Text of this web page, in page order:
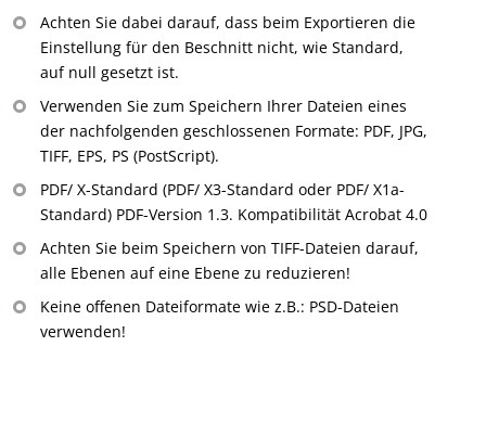
Achten Sie dabei darauf, dass beim Exportieren die
Einstellung für den Beschnitt nicht, wie Standard,
auf null gesetzt ist.
Verwenden Sie zum Speichern Ihrer Dateien eines
der nachfolgenden geschlossenen Formate: PDF, JPG,
TIFF, EPS, PS (PostScript).
PDF/ X-Standard (PDF/ X3-Standard oder PDF/ X1a-
Standard) PDF-Version 1.3. Kompatibilität Acrobat 4.0
Achten Sie beim Speichern von TIFF-Dateien darauf,
alle Ebenen auf eine Ebene zu reduzieren!
Keine offenen Dateiformate wie z.B.: PSD-Dateien
verwenden!